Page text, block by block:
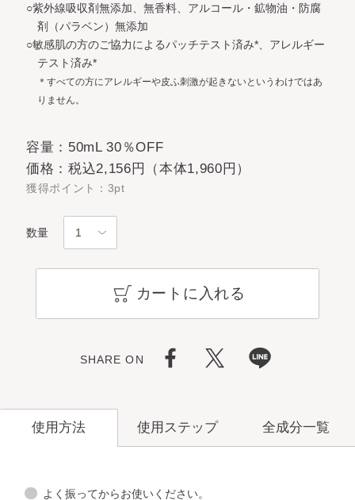
○紫外線吸収剤無添加、無香料、アルコール・鉱物油・防腐
剤（パラベン）無添加
○敏感肌の方のご協力によるパッチテスト済み*、アレルギー
テスト済み*
＊すべての方にアレルギーや皮ふ刺激が起きないというわけではあ
りません。
容量：50mL 30％OFF
価格：税込2,156円（本体1,960円）
獲得ポイント：3pt
数量
カートに入れる
SHARE ON
使用方法
よく振ってからお使いください。
使用ステップ 全成分一覧